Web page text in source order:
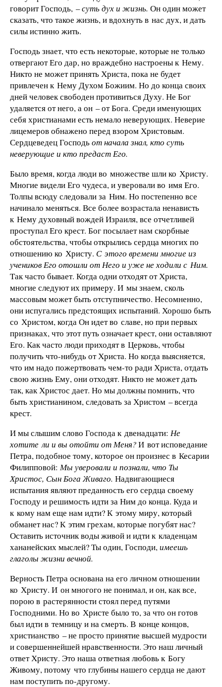
говорит Господь, –суть дух и жизнь. Он один может
сказать, что такое жизнь, и вдохнуть в нас дух, и дать
силы истинно жить.
Господь знает, что есть некоторые, которые не только
отвергают Его дар, но враждебно настроены к Нему.
Никто не может принять Христа, пока не будет
привлечен к Нему Духом Божиим. Но до конца своих
дней человек свободен противиться Духу. Не Бог
удаляется от него, а он – от Бога. Среди именующих
себя христианами есть немало неверующих. Неверие
лицемеров обнажено перед взором Христовым.
Сердцеведец Господьот начала знал, кто суть
неверующие и кто предаст Его.
Было время, когда люди во множестве шли ко Христу.
Многие видели Его чудеса, и уверовали во имя Его.
Толпы всюду следовали за Ним. Но постепенно все
начинало меняться. Все более возрастала ненависть
к Нему духовный вождей Израиля, все отчетливей
проступал Его крест. Бог посылает нам скорбные
обстоятельства, чтобы открылись сердца многих по
отношению ко Христу. С этого времени многие из
учеников Его отошли от Него и уже не ходили с Ним.
Так часто бывает. Когда одни отходят от Христа,
многие следуют их примеру. И мы знаем, сколь
массовым может быть отступничество. Несомненно,
они испугались предстоящих испытаний. Хорошо быть
со Христом, когда Он идет во славе, но при первых
признаках, что этот путь означает крест, они оставляют
Его. Как часто люди приходят в Церковь, чтобы
получить что-нибудь от Христа. Но когда выясняется,
что им надо пожертвовать чем-то ради Христа, отдать
свою жизнь Ему, они отходят. Никто не может дать
так, как Христос дает. Но мы должны помнить, что
быть христианином, следовать за Христом – всегда
крест.
И мы слышим слово Господа к двенадцати: Не
хотите ли и вы отойти от Меня?И вот исповедание
Петра, подобное тому, которое он произнес в Кесарии
Филипповой: Мы уверовали и познали, что Ты
Христос, Сын Бога Живаго. Надвигающиеся
испытания являют преданность его сердца своему
Господу и решимость идти за Ним до конца. Куда и
к кому нам еще нам идти? К этому миру, который
обманет нас? К этим грехам, которые погубят нас?
Оставить источник воды живой и идти к кладенцам
хананейских мыслей? Ты один, Господи,имеешь
глаголы жизни вечной.
Верность Петра основана на его личном отношении
ко Христу. И он многого не понимал, и он, как все,
порою в растерянности стоял перед путями
Господними. Но во Христе было то, за что он готов
был идти в темницу и на смерть. В конце концов,
христианство – не просто принятие высшей мудрости
и совершеннейшей нравственности. Это наш личный
ответ Христу. Это наша ответная любовь к Богу
Живому, потому что глубины нашего сердца не дают
нам поступить по-другому.